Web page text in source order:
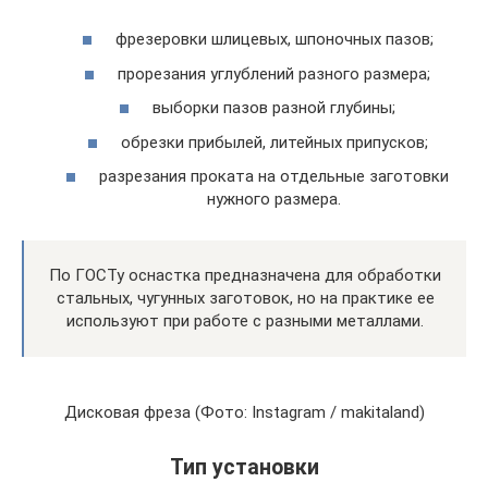
фрезеровки шлицевых, шпоночных пазов;
прорезания углублений разного размера;
выборки пазов разной глубины;
обрезки прибылей, литейных припусков;
разрезания проката на отдельные заготовки
нужного размера.
По ГОСТу оснастка предназначена для обработки
стальных, чугунных заготовок, но на практике ее
используют при работе с разными металлами.
Дисковая фреза (Фото: Instagram / makitaland)
Тип установки